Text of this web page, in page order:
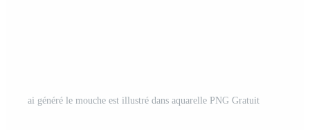
ai généré le mouche est illustré dans aquarelle PNG Gratuit